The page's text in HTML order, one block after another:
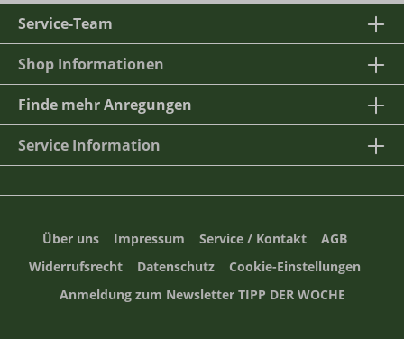
Service-Team
Shop Informationen
Finde mehr Anregungen
Service Information
Über uns Impressum Service / Kontakt
AGB
Widerrufsrecht
Datenschutz
Cookie-Einstellungen
Anmeldung zum Newsletter TIPP DER WOCHE